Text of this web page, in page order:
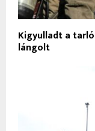
Kigyulladt a
lángolt